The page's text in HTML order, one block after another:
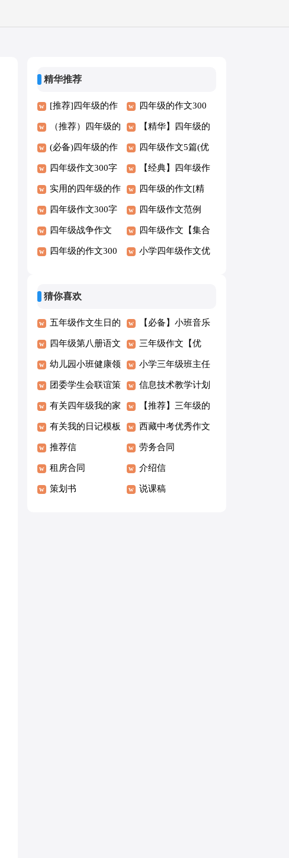
精华推荐
[推荐]四年级的作
文300字8篇
四年级的作文300
字9篇[精]
（推荐）四年级的
作文300字
【精华】四年级的
作文9篇
(必备)四年级的作
文6篇
四年级作文5篇(优
秀)
四年级作文300字
集锦【7篇】
【经典】四年级作
文9篇
实用的四年级的作
文300字（优秀7
篇）
四年级的作文[精
选]
四年级作文300字
汇总【6篇】
四年级作文范例
（5篇）
四年级战争作文 四年级作文【集合
5篇】
四年级的作文300 小学四年级作文优
猜你喜欢
五年级作文生日的
愿望
【必备】小班音乐
教案模板锦集7篇
四年级第八册语文
教学计划
三年级作文【优
选】
幼儿园小班健康领
域教案《安全上下
楼梯》
小学三年级班主任
工作总结15篇(集
合)
团委学生会联谊策
划书
信息技术教学计划
(精选15篇)
有关四年级我的家
乡作文3篇
【推荐】三年级的
作文300字汇总5篇
有关我的日记模板
合集8篇
西藏中考优秀作文
600字
推荐信 劳务合同
租房合同 介绍信
策划书 说课稿